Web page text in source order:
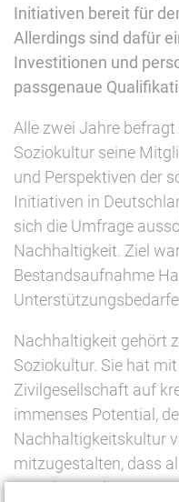
Initiativen bereit für
Allerdings sind dafür
Investitionen und
passgenaue
Alle zwei Jahre
Soziokultur seine
und Perspektiven der
Initiativen in
sich die Umfrage
Nachhaltigkeit. Ziel
Bestandsaufnahme
Nachhaltigkeit gehört
Soziokultur. Sie hat
Zivilgesellschaft auf
immenses Potential,
Nachhaltigkeitskultur
mitzugestalten, dass
Gezielte Förderung